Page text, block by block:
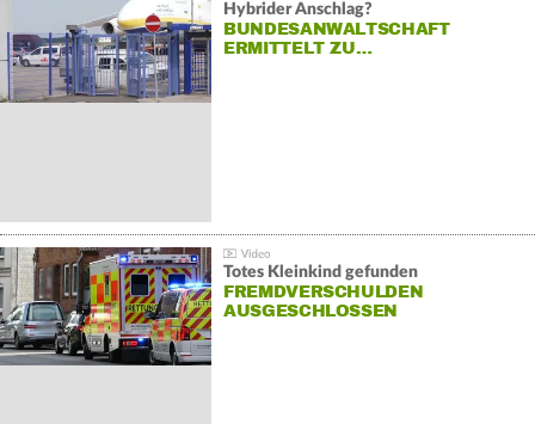
Hybrider Anschlag?
BUNDESANWALTSCHAFT
ERMITTELT ZU…
Totes Kleinkind gefunden
FREMDVERSCHULDEN
AUSGESCHLOSSEN